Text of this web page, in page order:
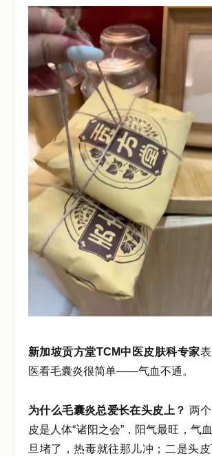
新加坡贡方堂TCM中医皮肤科专家
医看毛囊炎很简单——气血不通。
为什么毛囊炎总爱长在头皮上？ 两
皮是人体“诸阳之会”，阳气最旺，气
旦堵了，热毒就往那儿冲；二是头皮